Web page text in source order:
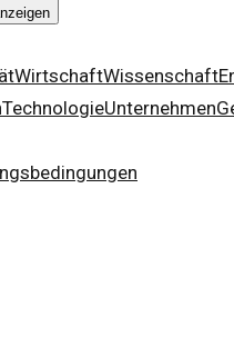
WirtschaftWissenschaft
TechnologieUnternehmen